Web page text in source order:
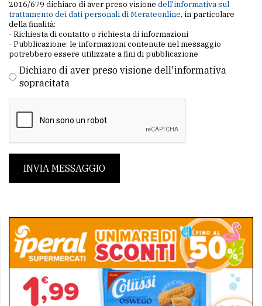
2016/679 dichiaro di aver preso visione dell'informativa sul
trattamento dei dati personali di Merateonline, in particolare
della finalità:
- Richiesta di contatto o richiesta di informazioni
- Pubblicazione: le informazioni contenute nel messaggio
potrebbero essere utilizzate a fini di pubblicazione
Dichiaro di aver preso visione dell'informativa
sopracitata
INVIA MESSAGGIO